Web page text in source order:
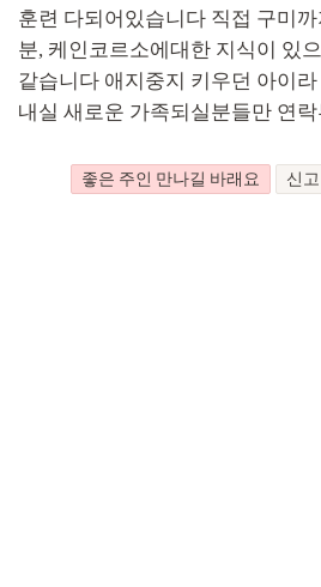
훈련 다되어있습니다 직접 구미
분, 케인코르소에대한 지식이 있
같습니다 애지중지 키우던 아이
내실 새로운 가족되실분들만 연
좋은 주인 만나길 바래요 신고